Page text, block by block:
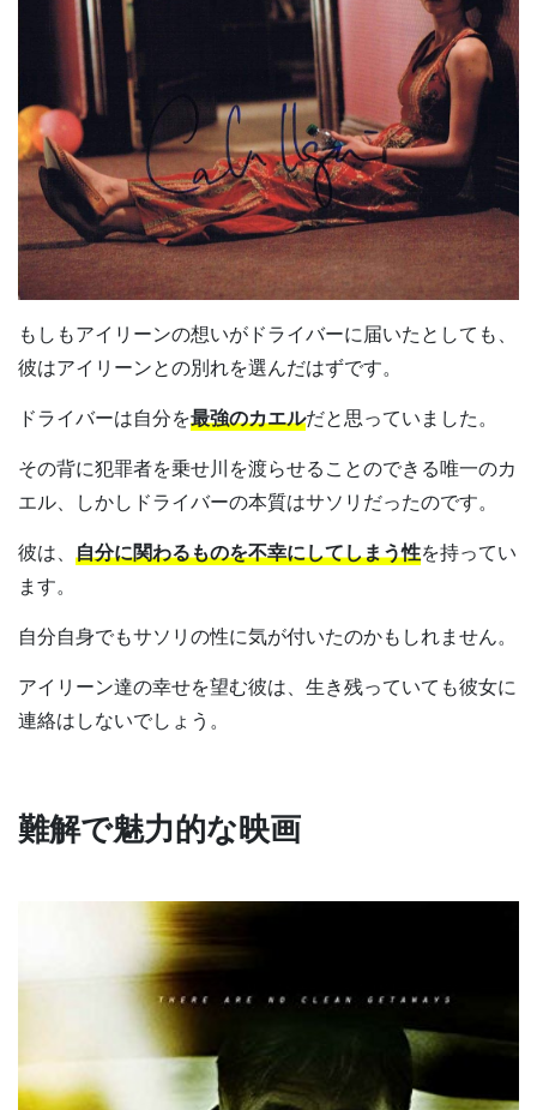
もしもアイリーンの想いがドライバーに届いたとしても、
彼はアイリーンとの別れを選んだはずです。
ドライバーは自分を最強のカエルだと思っていました。
その背に犯罪者を乗せ川を渡らせることのできる唯一のカ
エル、しかしドライバーの本質はサソリだったのです。
彼は、 自分に関わるものを不幸にしてしまう性を持ってい
ます。
自分自身でもサソリの性に気が付いたのかもしれません。
アイリーン達の幸せを望む彼は、生き残っていても彼女に
連絡はしないでしょう。
難解で魅力的な映画